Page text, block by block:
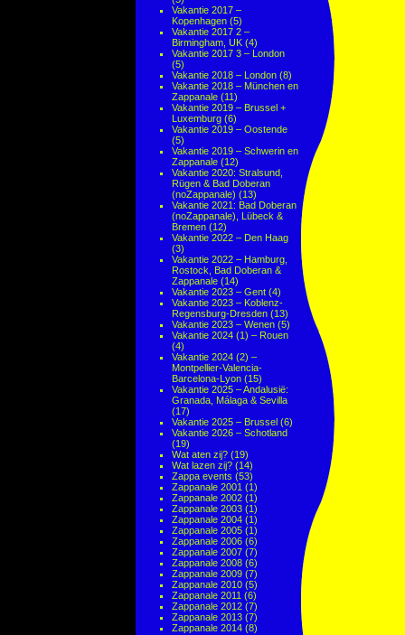
Vakantie 2017 –
Kopenhagen (5)
Vakantie 2017 2 –
Birmingham, UK (4)
Vakantie 2017 3 – London
(5)
Vakantie 2018 – London (8)
Vakantie 2018 – München en
Zappanale (11)
Vakantie 2019 – Brussel +
Luxemburg (6)
Vakantie 2019 – Oostende
(5)
Vakantie 2019 – Schwerin en
Zappanale (12)
Vakantie 2020: Stralsund,
Rügen & Bad Doberan
(noZappanale) (13)
Vakantie 2021: Bad Doberan
(noZappanale), Lübeck &
Bremen (12)
Vakantie 2022 – Den Haag
(3)
Vakantie 2022 – Hamburg,
Rostock, Bad Doberan &
Zappanale (14)
Vakantie 2023 – Gent (4)
Vakantie 2023 – Koblenz-
Regensburg-Dresden (13)
Vakantie 2023 – Wenen (5)
Vakantie 2024 (1) – Rouen
(4)
Vakantie 2024 (2) –
Montpellier-Valencia-
Barcelona-Lyon (15)
Vakantie 2025 – Andalusië:
Granada, Málaga & Sevilla
(17)
Vakantie 2025 – Brussel (6)
Vakantie 2026 – Schotland
(19)
Wat aten zij? (19)
Wat lazen zij? (14)
Zappa events (53)
Zappanale 2001 (1)
Zappanale 2002 (1)
Zappanale 2003 (1)
Zappanale 2004 (1)
Zappanale 2005 (1)
Zappanale 2006 (6)
Zappanale 2007 (7)
Zappanale 2008 (6)
Zappanale 2009 (7)
Zappanale 2010 (5)
Zappanale 2011 (6)
Zappanale 2012 (7)
Zappanale 2013 (7)
Zappanale 2014 (8)